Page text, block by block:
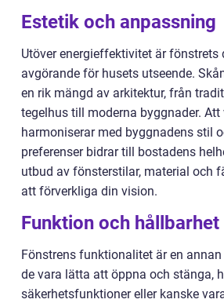
Estetik och anpassning
Utöver energieffektivitet är fönstrets
avgörande för husets utseende.
en rik mängd av arkitektur, från
tegelhus till moderna byggnader.
harmoniserar med byggnadens stil
preferenser bidrar till bostadens
utbud av fönsterstilar, material och
att förverkliga din vision.
Funktion och hållbarhet
Fönstrens funktionalitet är en
de vara lätta att öppna och stänga,
säkerhetsfunktioner eller kanske